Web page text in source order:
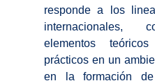
responde a los
internacionales,
elementos
prácticos en un
en la formación